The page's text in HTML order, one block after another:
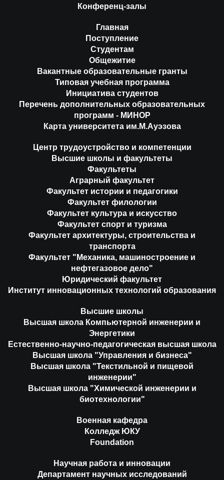
Конференц-залы
Главная
Поступление
Студентам
Общежитие
Вакантные образовательные гранты
Типовая учебная программа
Инициатива студентов
Перечень дополнительных образовательных
программ - МИНОР
Карта университета им.М.Ауэзова
Центр трудоустройство и компетенции
Высшие школы и факультеты
Факультеты
Аграрный факультет
Факультет истории и педагогики
Факультет филологии
Факультет культура и искусство
Факультет спорт и туризма
Факультет архитектуры, строительства и
транспорта
Факультет "Механика, машиностроение и
нефтегазовое дело"
Юридический факультет
Институт инновационных технологий образования
Высшие школы
Высшая школа Компьютерной инженерии и
Энергетики
Естественно-научно-педагогическая высшая школа
Высшая школа "Управления и бизнеса"
Высшая школа "Текстильной и пищевой
инженерии"
Высшая школа "Химической инженерии и
биотехнологии"
Военная кафедра
Колледж ЮКУ
Foundation
Научная работа и инновации
Департамент научных исследований